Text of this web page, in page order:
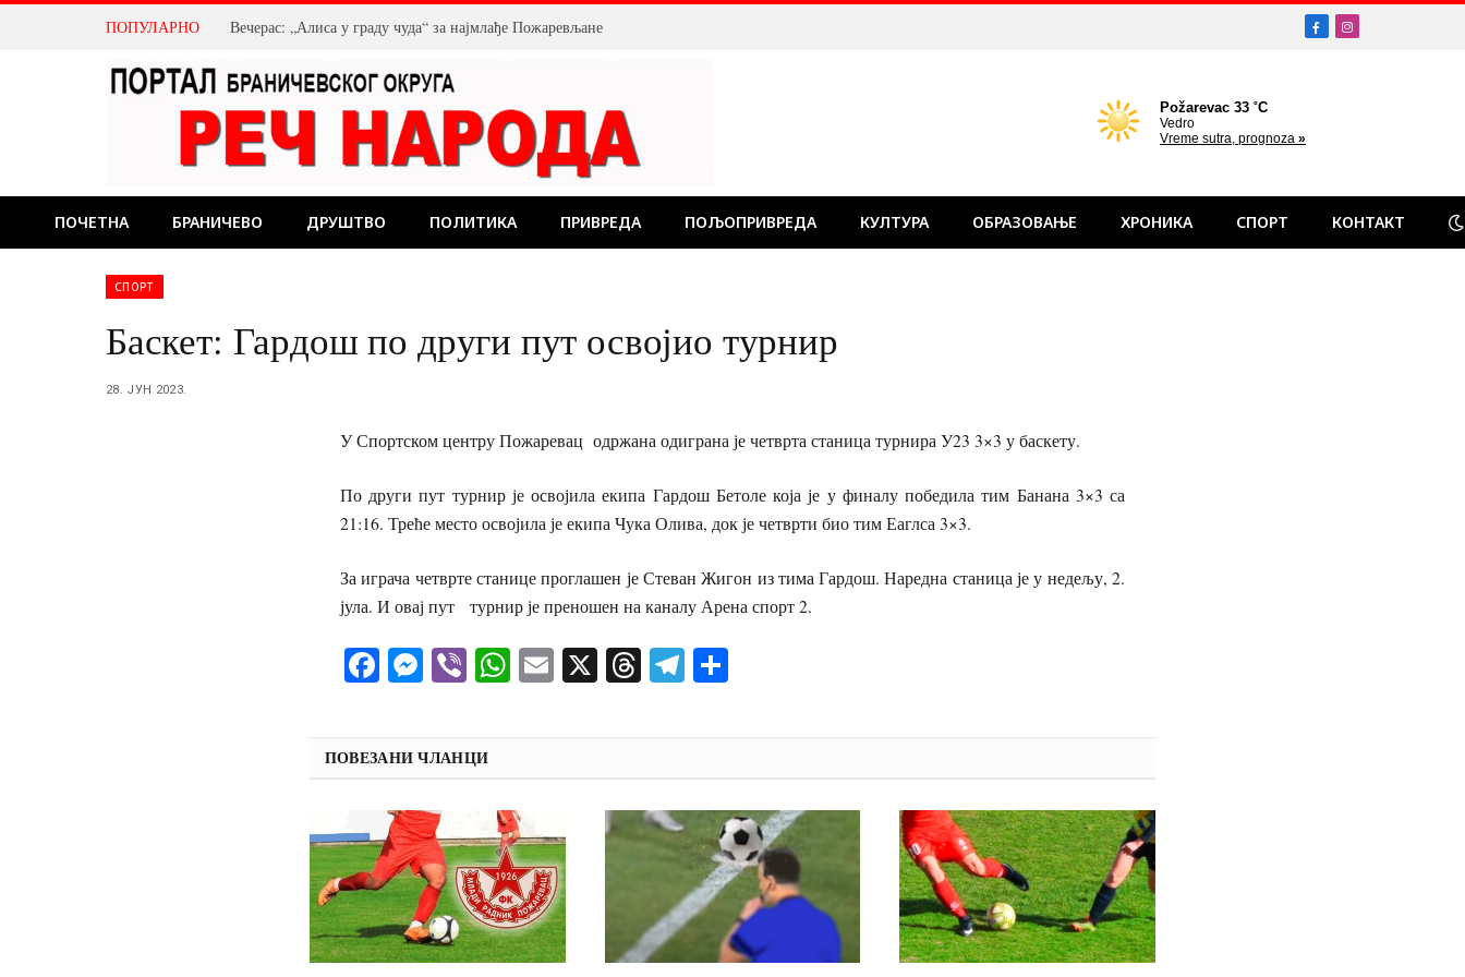
ПОПУЛАРНО Вечерас: „Алиса у граду чуда“ за најмлађе Пожаревљане FacebookInstagram
ПОЧЕТНА БРАНИЧЕВО ДРУШТВО ПОЛИТИКА ПРИВРЕДА ПОЉОПРИВРЕДА КУЛТУРА ОБРАЗОВАЊЕ ХРОНИКА СПОРТ КОНТАКТ
СПОРТ
Баскет: Гардош по други пут освојио турнир
28. ЈУН 2023.
У Спортском центру Пожаревац одржана одиграна је четврта станица турнира У23 3×3 у баскету.
По други пут турнир је освојила екипа Гардош Бетоле која је у финалу победила тим Банана 3×3 са
21:16. Треће место освојила је екипа Чука Олива, док је четврти био тим Еаглса 3×3.
За играча четврте станице проглашен је Стеван Жигон из тима Гардош. Наредна станица је у недељу, 2.
јула. И овај пут турнир је преношен на каналу Арена спорт 2.
Facebook
Messenger
ViberWhatsApp
Email
X ThreadsTelegram
ПОВЕЗАНИ ЧЛАНЦИ